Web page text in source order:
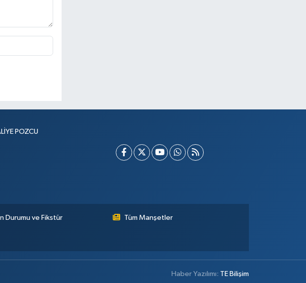
POZCU
Durumu ve Fikstür Tüm Manşetler
Haber Yazılımı: TE Bilişim